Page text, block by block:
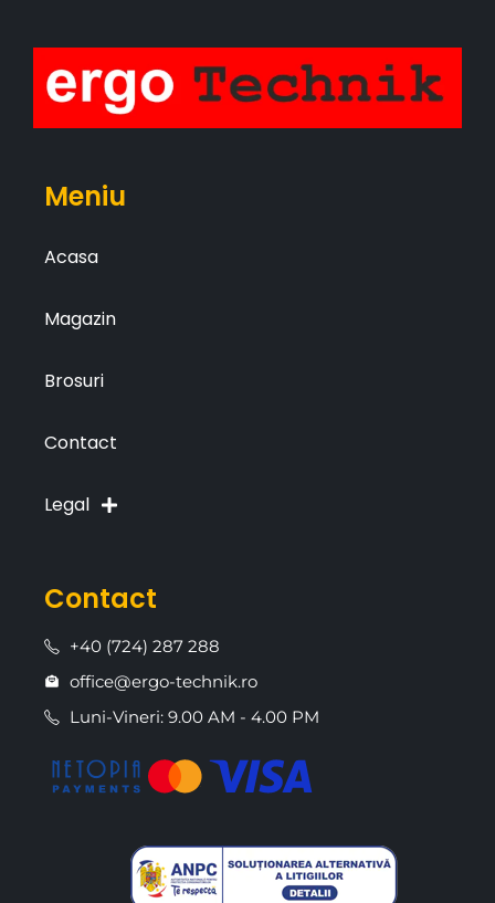
Meniu
Acasa
Magazin
Brosuri
Contact
Legal
Contact
+40 (724) 287 288
office@ergo-technik.ro
Luni-Vineri: 9.00 AM - 4.00 PM